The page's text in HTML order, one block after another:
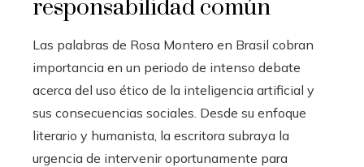
responsabilidad común
Las palabras de Rosa Montero en Brasil cobran
importancia en un periodo de intenso debate
acerca del uso ético de la inteligencia artificial y
sus consecuencias sociales. Desde su enfoque
literario y humanista, la escritora subraya la
urgencia de intervenir oportunamente para